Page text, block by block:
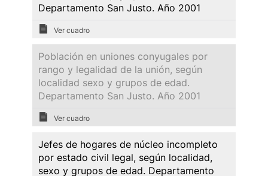
Departamento San Justo. Año 2001
Ver cuadro
Población en uniones conyugales por
rango y legalidad de la unión, según
localidad sexo y grupos de edad.
Departamento San Justo. Año 2001
Ver cuadro
Jefes de hogares de núcleo incompleto
por estado civil legal, según localidad,
sexo y grupos de edad. Departamento